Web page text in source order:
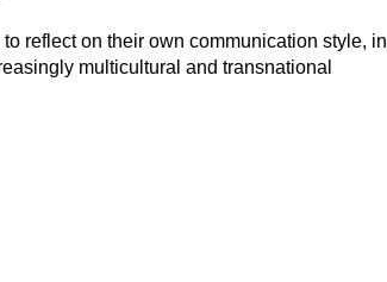
reflect on their own communication style, in
multicultural and transnational